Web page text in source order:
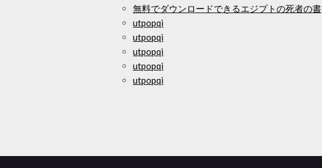
無料でダウンロードできるエジプトの死者の書
utpopqi
utpopqi
utpopqi
utpopqi
utpopqi